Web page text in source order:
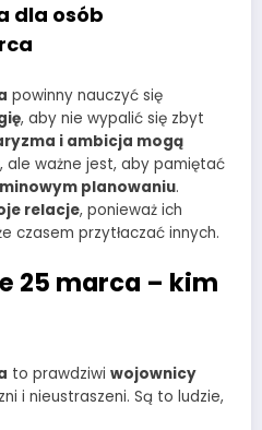
dla osób
powinny nauczyć się
, aby nie wypalić się zbyt
i ambicja mogą
, ale ważne jest, aby pamiętać
planowaniu.
relacje, ponieważ ich
czasem przytłaczać innych.
25 marca – kim
to prawdziwi wojownicy
i nieustraszeni. Są to ludzie,